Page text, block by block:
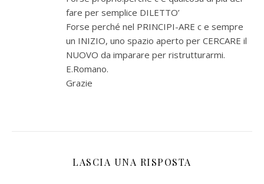
fare per semplice DILETTO’
Forse perché nel PRINCIPI-ARE c e sempre
un INIZIO, uno spazio aperto per CERCARE il
NUOVO da imparare per ristrutturarmi.
E.Romano.
Grazie
LASCIA UNA RISPOSTA